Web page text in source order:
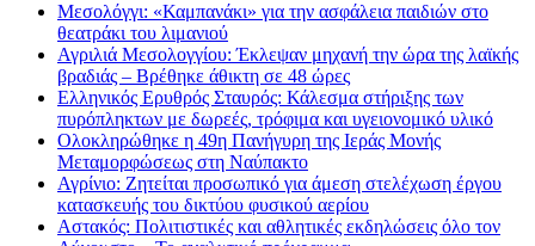
Μεσολόγγι: «Καμπανάκι» για την ασφάλεια παιδιών στο
θεατράκι του λιμανιού
Αγριλιά Μεσολογγίου: Έκλεψαν μηχανή την ώρα της λαϊκής
βραδιάς – Βρέθηκε άθικτη σε 48 ώρες
Ελληνικός Ερυθρός Σταυρός: Κάλεσμα στήριξης των
πυρόπληκτων με δωρεές, τρόφιμα και υγειονομικό υλικό
Ολοκληρώθηκε η 49η Πανήγυρη της Ιεράς Μονής
Μεταμορφώσεως στη Ναύπακτο
Αγρίνιο: Ζητείται προσωπικό για άμεση στελέχωση έργου
κατασκευής του δικτύου φυσικού αερίου
Αστακός: Πολιτιστικές και αθλητικές εκδηλώσεις όλο τον